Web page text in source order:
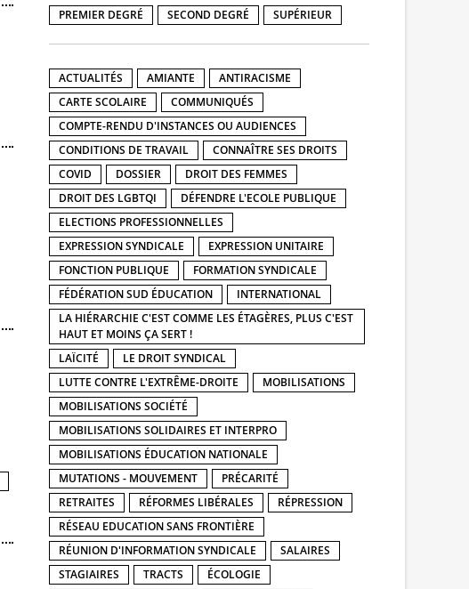
PREMIER DEGRÉ SECOND DEGRÉ SUPÉRIEUR
ACTUALITÉS AMIANTE
ANTIRACISME
CARTE SCOLAIRE
COMMUNIQUÉS
COMPTE-RENDU D'INSTANCES OU AUDIENCES
CONDITIONS DE TRAVAIL
CONNAÎTRE SES DROITS
COVID
DOSSIER
DROIT DES FEMMES
DROIT DES LGBTQI
DÉFENDRE L'ECOLE PUBLIQUE
ELECTIONS PROFESSIONNELLES
EXPRESSION SYNDICALE
EXPRESSION UNITAIRE
FONCTION PUBLIQUE
FORMATION SYNDICALE
FÉDÉRATION SUD ÉDUCATION
INTERNATIONAL
LA HIÉRARCHIE C'EST COMME LES ÉTAGÈRES, PLUS C'EST
HAUT ET MOINS ÇA SERT !
LAÏCITÉ
LE DROIT SYNDICAL
LUTTE CONTRE L'EXTRÊME-DROITE
MOBILISATIONS
MOBILISATIONS SOCIÉTÉ
MOBILISATIONS SOLIDAIRES ET INTERPRO
MOBILISATIONS ÉDUCATION NATIONALE
MUTATIONS - MOUVEMENT
PRÉCARITÉ
RETRAITES
RÉFORMES LIBÉRALES
RÉPRESSION
RÉSEAU EDUCATION SANS FRONTIÈRE
RÉUNION D'INFORMATION SYNDICALE
SALAIRES
STAGIAIRES
TRACTS
ÉCOLOGIE